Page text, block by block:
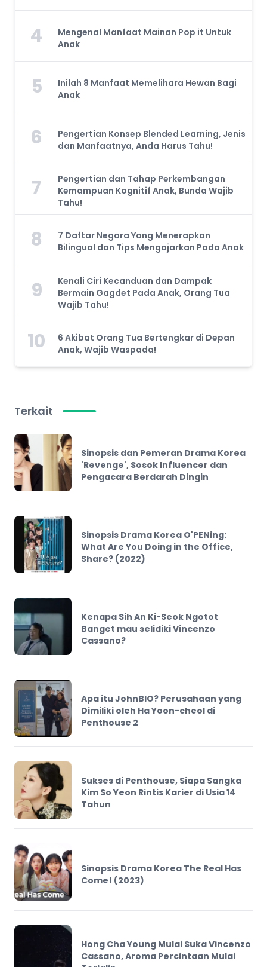
4
Mengenal Manfaat Mainan Pop it Untuk
Anak
5
Inilah 8 Manfaat Memelihara Hewan Bagi
Anak
6
Pengertian Konsep Blended Learning, Jenis
dan Manfaatnya, Anda Harus Tahu!
7
Pengertian dan Tahap Perkembangan
Kemampuan Kognitif Anak, Bunda Wajib
Tahu!
8
7 Daftar Negara Yang Menerapkan
Bilingual dan Tips Mengajarkan Pada Anak
9
Kenali Ciri Kecanduan dan Dampak
Bermain Gagdet Pada Anak, Orang Tua
Wajib Tahu!
10
6 Akibat Orang Tua Bertengkar di Depan
Anak, Wajib Waspada!
Terkait
Sinopsis dan Pemeran Drama Korea
'Revenge', Sosok Influencer dan
Pengacara Berdarah Dingin
Sinopsis Drama Korea O'PENing:
What Are You Doing in the Office,
Share? (2022)
Kenapa Sih An Ki-Seok Ngotot
Banget mau selidiki Vincenzo
Cassano?
Apa itu JohnBIO? Perusahaan yang
Dimiliki oleh Ha Yoon-cheol di
Penthouse 2
Sukses di Penthouse, Siapa Sangka
Kim So Yeon Rintis Karier di Usia 14
Tahun
Sinopsis Drama Korea The Real Has
Come! (2023)
Hong Cha Young Mulai Suka Vincenzo
Cassano, Aroma Percintaan Mulai